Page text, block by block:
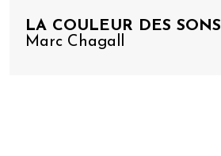
LA COULEUR DES SONS
Marc Chagall